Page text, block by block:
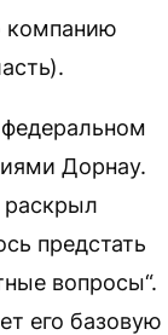
компанию
федеральном
Дорнау.
раскрыл
предстать
вопросы“.
его базовую